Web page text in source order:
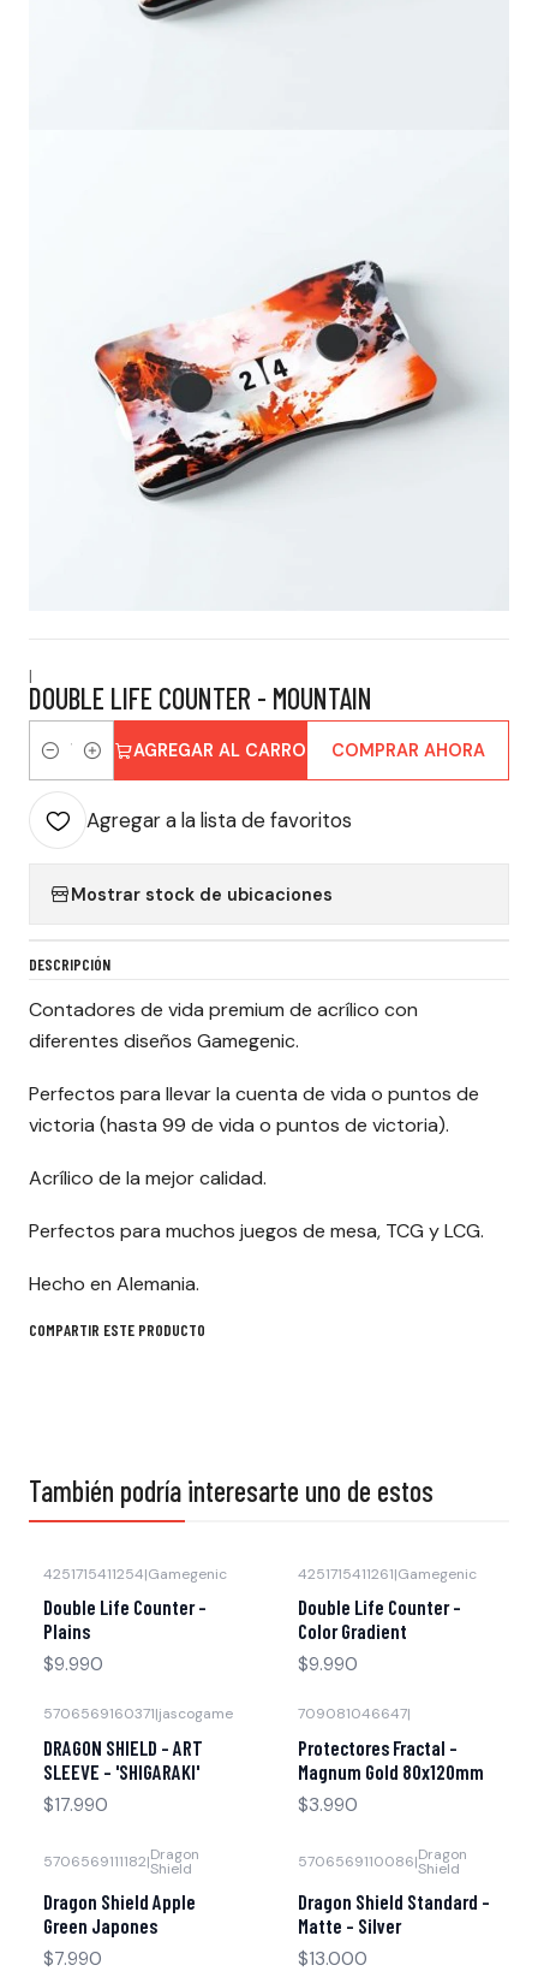
|
DOUBLE LIFE COUNTER - MOUNTAIN
Cantidad
AGREGAR AL CARRO COMPRAR AHORA
Agregar a la lista de favoritos
Mostrar stock de ubicaciones
DESCRIPCIÓN
Contadores de vida premium de acrílico con
diferentes diseños Gamegenic.
Perfectos para llevar la cuenta de vida o puntos de
victoria (hasta 99 de vida o puntos de victoria).
Acrílico de la mejor calidad.
Perfectos para muchos juegos de mesa, TCG y LCG.
Hecho en Alemania.
COMPARTIR ESTE PRODUCTO
También podría interesarte uno de estos
4251715411254|Gamegenic
Double Life Counter -
Plains
$9.990
4251715411261|Gamegenic
Double Life Counter -
Color Gradient
$9.990
5706569160371|jascogame
DRAGON SHIELD - ART
SLEEVE - 'SHIGARAKI'
$17.990
709081046647|
Protectores Fractal -
Magnum Gold 80x120mm
$3.990
5706569111182|Dragon
Shield
Dragon Shield Apple
Green Japones
$7.990
5706569110086|Dragon
Shield
Dragon Shield Standard -
Matte - Silver
$13.000